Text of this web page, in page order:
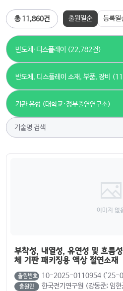
총 11,860건 출원일순 등록일
반도체·디스플레이 (22,782건)
반도체, 디스플레이 소재, 부품, 장비
기관 유형 (대학교·정부출연연구소)
이미지 없
부착성, 내열성, 유연성 및 흐름
체 기판 패키징용 액상 절연소재
출원번호 10-2025-0110954 ('25-
출원인 한국전기연구원 (강동준; 임